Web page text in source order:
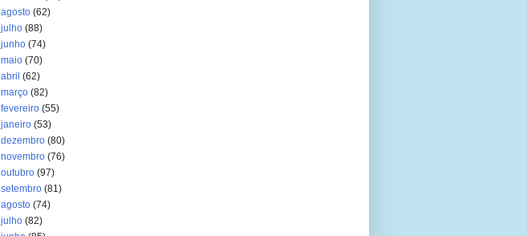
agosto (62)
julho (88)
junho (74)
maio (70)
abril (62)
março (82)
fevereiro (55)
janeiro (53)
dezembro (80)
novembro (76)
outubro (97)
setembro (81)
agosto (74)
julho (82)